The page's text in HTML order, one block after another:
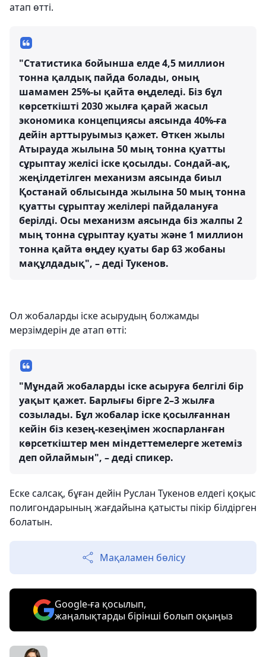
атап өтті.
"Статистика бойынша елде 4,5 миллион
тонна қалдық пайда болады, оның
шамамен 25%-ы қайта өңделеді. Біз бұл
көрсеткішті 2030 жылға қарай жасыл
экономика концепциясы аясында 40%-ға
дейін арттыруымыз қажет. Өткен жылы
Атырауда жылына 50 мың тонна қуатты
сұрыптау желісі іске қосылды. Сондай-ақ,
жеңілдетілген механизм аясында биыл
Қостанай облысында жылына 50 мың тонна
қуатты сұрыптау желілері пайдалануға
берілді. Осы механизм аясында біз жалпы 2
мың тонна сұрыптау қуаты және 1 миллион
тонна қайта өңдеу қуаты бар 63 жобаны
мақұлдадық", – деді Тукенов.
Ол жобаларды іске асырудың болжамды
мерзімдерін де атап өтті:
"Мұндай жобаларды іске асыруға белгілі бір
уақыт қажет. Барлығы бірге 2–3 жылға
созылады. Бұл жобалар іске қосылғаннан
кейін біз кезең-кезеңімен жоспарланған
көрсеткіштер мен міндеттемелерге жетеміз
деп ойлаймын", – деді спикер.
Еске салсақ, бұған дейін Руслан Тукенов елдегі қоқыс
полигондарының жағдайына қатысты пікір білдірген
болатын.
Мақаламен бөлісу
Google-ға қосылып,
жаңалықтарды бірінші болып оқыңыз